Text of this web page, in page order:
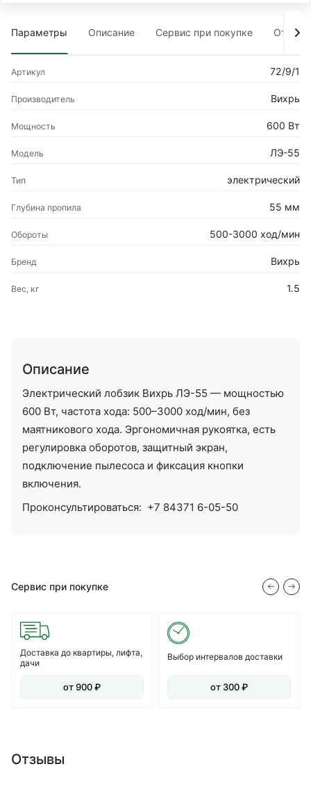
Параметры Описание Сервис при покупке Отзывы
Артикул 72/9/1
Производитель Вихрь
Мощность 600 Вт
Модель ЛЭ-55
Тип электрический
Глубина пропила 55 мм
Обороты 500-3000 ход/мин
Бренд Вихрь
Вес, кг 1.5
Описание
Электрический лобзик Вихрь ЛЭ-55 — мощностью
600 Вт, частота хода: 500–3000 ход/мин, без
маятникового хода. Эргономичная рукоятка, есть
регулировка оборотов, защитный экран,
подключение пылесоса и фиксация кнопки
включения.
Проконсультироваться: +7 84371 6-05-50
Сервис при покупке
Доставка до квартиры, лифта,
дачи
от 900 ₽
Выбор интервалов доставки
от 300 ₽
Отзывы